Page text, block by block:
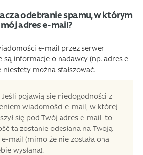
odebranie spamu, w którym
adres e-mail?
e-mail przez serwer
są informacje o nadawcy (np. adres e-
można sfałszować.
Jeśli pojawią się niedogodności z
wiadomości e-mail, w której
się pod Twój adres e-mail, to
ta zostanie odesłana na Twoją
mail (mimo że nie została ona
wysłana).